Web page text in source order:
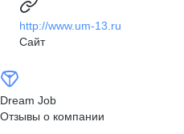
http://www.um-13.ru
Сайт
Dream Job
Отзывы о компании